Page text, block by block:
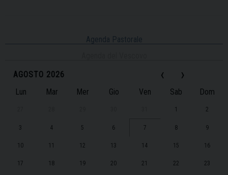
Agenda Pastorale
‹
AGOSTO 2026 ›
Lun Mar Mer Gio Ven Sab Dom
1 2
3 4 5 6 7 8 9
10 11 12 13 14 15 16
17 18 19 20 21 22 23